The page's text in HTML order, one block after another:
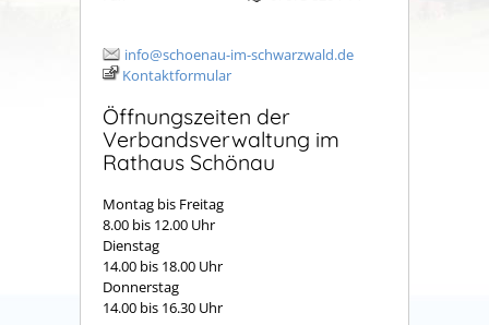
info@schoenau-im-schwarzwald.de
Kontaktformular
Öffnungszeiten der
Verbandsverwaltung im
Rathaus Schönau
Montag bis Freitag
8.00 bis 12.00 Uhr
Dienstag
14.00 bis 18.00 Uhr
Donnerstag
14.00 bis 16.30 Uhr